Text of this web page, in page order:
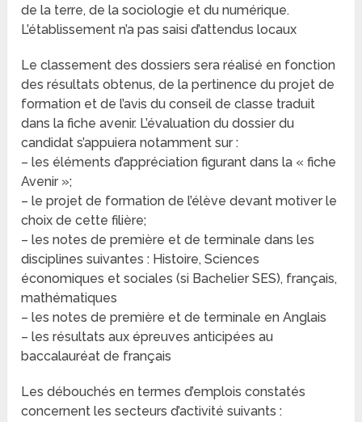
de la terre, de la sociologie et du numérique.
L’établissement n’a pas saisi d’attendus locaux
Le classement des dossiers sera réalisé en fonction
des résultats obtenus, de la pertinence du projet de
formation et de l’avis du conseil de classe traduit
dans la fiche avenir. L’évaluation du dossier du
candidat s’appuiera notamment sur :
– les éléments d’appréciation figurant dans la « fiche
Avenir »;
– le projet de formation de l’élève devant motiver le
choix de cette filière;
– les notes de première et de terminale dans les
disciplines suivantes : Histoire, Sciences
économiques et sociales (si Bachelier SES), français,
mathématiques
– les notes de première et de terminale en Anglais
– les résultats aux épreuves anticipées au
baccalauréat de français
Les débouchés en termes d’emplois constatés
concernent les secteurs d’activité suivants :